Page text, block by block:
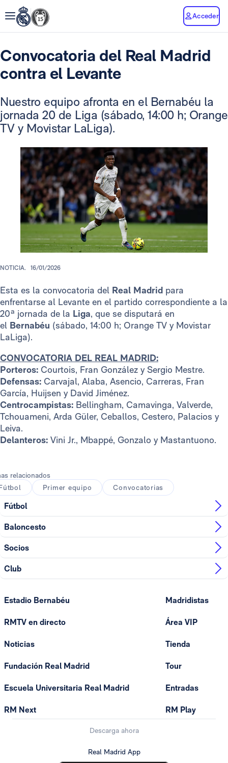
Acceder
Convocatoria del Real Madrid
contra el Levante
Nuestro equipo afronta en el Bernabéu la
jornada 20 de Liga (sábado, 14:00 h; Orange
TV y Movistar LaLiga).
NOTICIA. 16/01/2026
Esta es la convocatoria del Real Madrid para
enfrentarse al Levante en el partido correspondiente a la
20ª jornada de la Liga, que se disputará en
el Bernabéu (sábado, 14:00 h; Orange TV y Movistar
LaLiga).
CONVOCATORIA DEL REAL MADRID:
Porteros: Courtois, Fran González y Sergio Mestre.
Defensas: Carvajal, Alaba, Asencio, Carreras, Fran
García, Huijsen y David Jiménez.
Centrocampistas: Bellingham, Camavinga, Valverde,
Tchouameni, Arda Güler, Ceballos, Cestero, Palacios y
Leiva.
Delanteros: Vini Jr., Mbappé, Gonzalo y Mastantuono.
relacionados
Primer equipo Convocatorias
Fútbol
Baloncesto
Socios
Club
Estadio Bernabéu
RMTV en directo
Noticias
Fundación Real Madrid
Escuela Universitaria Real Madrid
RM Next
Madridistas
Área VIP
Tienda
Tour
Entradas
RM Play
Descarga ahora
Real Madrid App